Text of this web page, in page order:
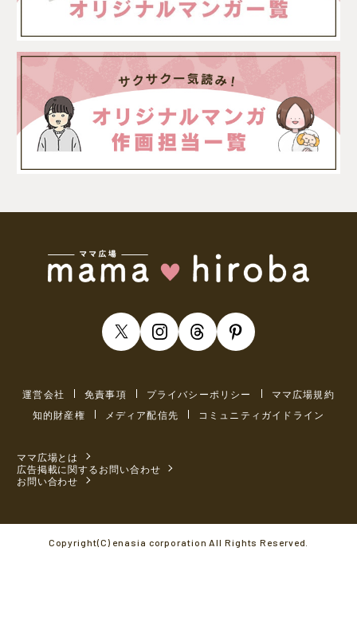
運営会社 免責事項 プライバシーポリシー
ママ広場規約
知的財産権
メディア配信先 コミュニティガイドライン
ママ広場とは
広告掲載に関するお問い合わせ
お問い合わせ
Copyright(C) enasia corporation All Rights Reserved.